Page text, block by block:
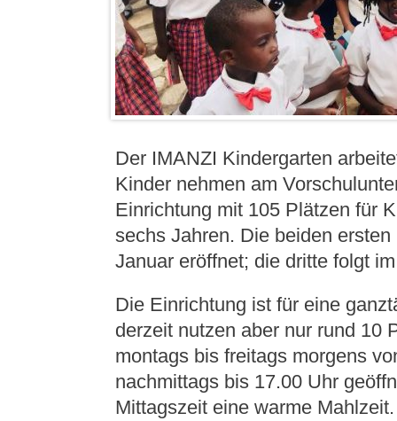
Der IMANZI Kindergarten
Kinder nehmen am
Einrichtung mit 105 Plätzen für
sechs Jahren. Die beiden
Januar eröffnet; die dritte folgt
Die Einrichtung ist für eine
derzeit nutzen aber nur rund 10
montags bis freitags morgens
nachmittags bis 17.00 Uhr
Mittagszeit eine warme